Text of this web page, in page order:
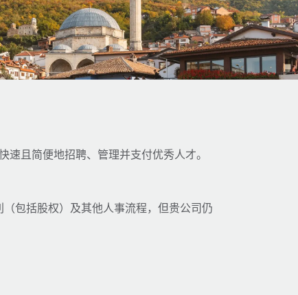
且简便地招聘、管理并支付优秀人才。
包括股权）及其他人事流程，但贵公司仍